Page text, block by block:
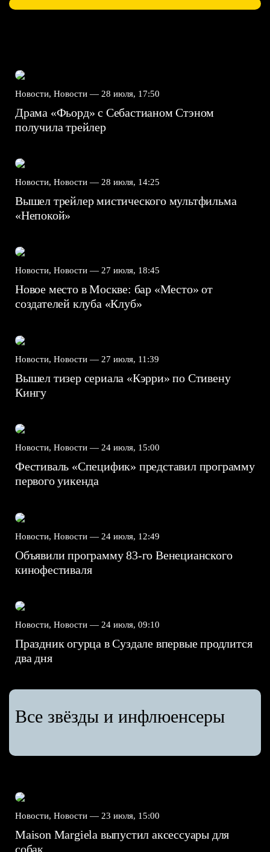
Новости, Новости — 28 июля, 17:50
Драма «Фьорд» с Себастианом Стэном
получила трейлер
Новости, Новости — 28 июля, 14:25
Вышел трейлер мистического мультфильма
«Непокой»
Новости, Новости — 27 июля, 18:45
Новое место в Москве: бар «Место» от
создателей клуба «Клуб»
Новости, Новости — 27 июля, 11:39
Вышел тизер сериала «Кэрри» по Стивену
Кингу
Новости, Новости — 24 июля, 15:00
Фестиваль «Специфик» представил программу
первого уикенда
Новости, Новости — 24 июля, 12:49
Объявили программу 83-го Венецианского
кинофестиваля
Новости, Новости — 24 июля, 09:10
Праздник огурца в Суздале впервые продлится
два дня
Все звёзды и инфлюенсеры
Новости, Новости — 23 июля, 15:00
Maison Margiela выпустил аксессуары для
собак